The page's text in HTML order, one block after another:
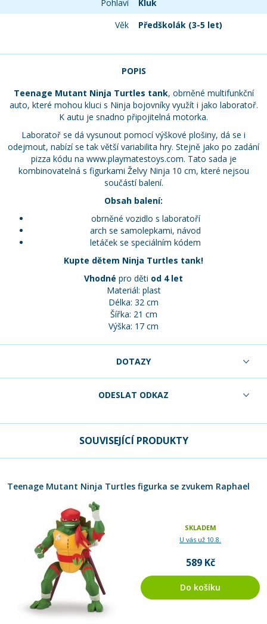
Pohlaví
Kluk
Věk
Předškolák (3-5 let)
POPIS
Teenage Mutant Ninja Turtles tank, obrněné multifunkční
auto, které mohou kluci s Ninja bojovníky využít i jako laboratoř.
K autu je snadno připojitelná motorka.
Laboratoř se dá vysunout pomocí výškové plošiny, dá se i
odejmout, nabízí se tak větší variabilita hry. Stejně jako po zadání
pizza kódu na www.playmatestoys.com. Tato sada je
kombinovatelná s figurkami Želvy Ninja 10 cm, které nejsou
součástí balení.
Obsah balení:
obrněné vozidlo s laboratoří
arch se samolepkami, návod
letáček se speciálním kódem
Kupte dětem Ninja Turtles tank!
Vhodné pro děti od 4 let
Materiál: plast
Délka: 32 cm
Šířka: 21 cm
Výška: 17 cm
DOTAZY
ODESLAT ODKAZ
SOUVISEJÍCÍ PRODUKTY
Teenage Mutant Ninja Turtles figurka se zvukem Raphael
SKLADEM
U vás už 10.8.
589 Kč
Do košíku